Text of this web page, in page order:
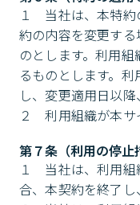
１　当社は、本特
約の内容を変更す
のとします。利用
るものとします。
し、変更適用日以
２　利用組織が本
第７条（利用の停止
１　当社は、利用
合、本契約を終了